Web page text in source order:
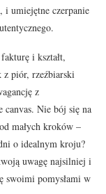
i umiejętne czerpanie
i kształt,
z piór, rzeźbiarski
z
canvas. Nie bój się na
małych kroków –
o idealnym kroju?
uwagę najsilniej i
swoimi pomysłami w